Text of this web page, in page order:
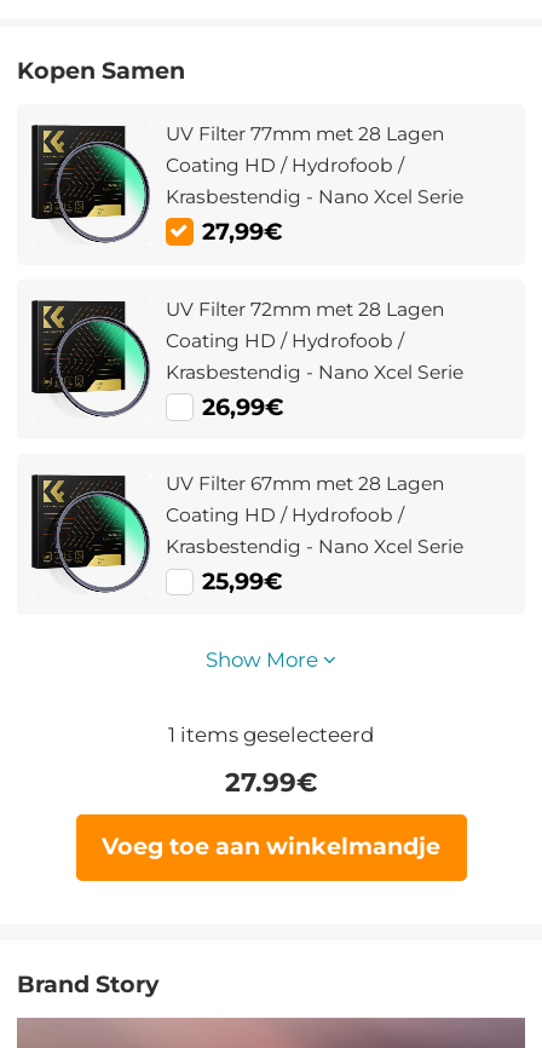
Kopen Samen
UV Filter 77mm met 28 Lagen
Coating HD / Hydrofoob /
Krasbestendig - Nano Xcel Serie
27,99€
UV Filter 72mm met 28 Lagen
Coating HD / Hydrofoob /
Krasbestendig - Nano Xcel Serie
26,99€
UV Filter 67mm met 28 Lagen
Coating HD / Hydrofoob /
Krasbestendig - Nano Xcel Serie
25,99€
Show More
1 items geselecteerd
27.99€
Voeg toe aan winkelmandje
Brand Story